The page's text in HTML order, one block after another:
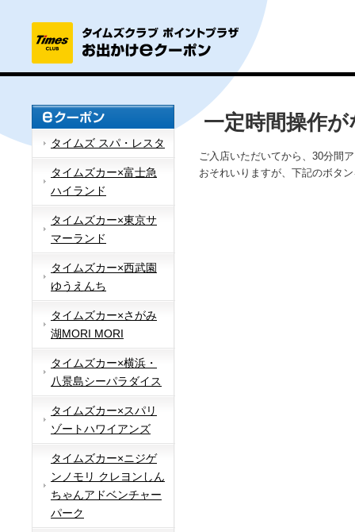
タイムズ スパ・レスタ
タイムズカー×富士急
ハイランド
タイムズカー×東京サ
マーランド
タイムズカー×西武園
ゆうえんち
タイムズカー×さがみ
湖MORI MORI
タイムズカー×横浜・
八景島シーパラダイス
タイムズカー×スパリ
ゾートハワイアンズ
タイムズカー×ニジゲ
ンノモリ クレヨンしん
ちゃんアドベンチャー
パーク
一定時間操作
ご入店いただいてから、30分間
おそれいりますが、下記のボタ